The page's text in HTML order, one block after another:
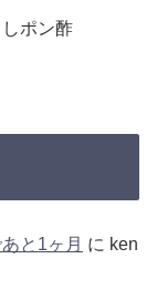
ポン酢
と1ヶ月 に ken